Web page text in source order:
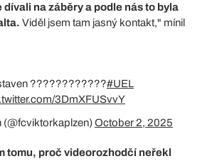
dívali na záběry a podle nás to byla
Viděl jsem tam jasný kontakt," mínil
????????????#UEL
3DmXFUSvvY
October 2, 2025
tomu, proč videorozhodčí neřekl